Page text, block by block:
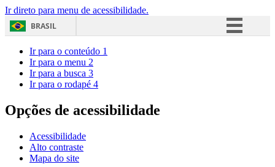
Ir direto para menu de acessibilidade.
BRASIL
Acesso à informação
Ir para o conteúdo 1
Ir para o menu 2
Ir para a busca 3
Ir para o rodapé 4
Opções de acessibilidade
Acessibilidade
Alto contraste
Mapa do site